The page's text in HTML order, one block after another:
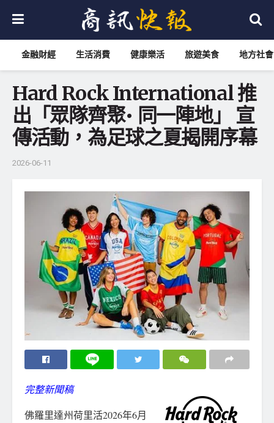
金融財經 生活消費 健康樂活 旅遊美食 地方社會
Hard Rock International 推
出「眾隊齊聚• 同一陣地」 宣
傳活動，為足球之夏揭開序幕
2026-06-11
完整新聞稿
佛羅里達州荷里活2026年6月